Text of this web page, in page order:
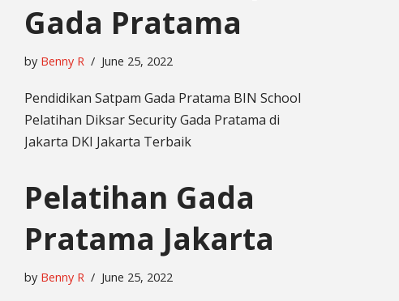
Gada Pratama
by Benny R June 25, 2022
Pendidikan Satpam Gada Pratama BIN School
Pelatihan Diksar Security Gada Pratama di
Jakarta DKI Jakarta Terbaik
Pelatihan Gada
Pratama Jakarta
by Benny R June 25, 2022